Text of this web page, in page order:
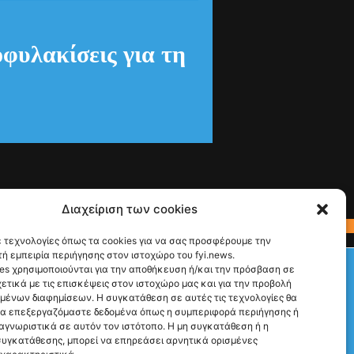
Διαχείριση των cookies
τεχνολογίες όπως τα cookies για να σας προσφέρουμε την
εμπειρία περιήγησης στον ιστοχώρο του fyi.news.
χρησιμοποιούνται για την αποθήκευση ή/και την πρόσβαση σε
με τις επισκέψεις στον ιστοχώρο μας και για την προβολή
διαφημίσεων. Η συγκατάθεση σε αυτές τις τεχνολογίες θα
επεξεργαζόμαστε δεδομένα όπως η συμπεριφορά περιήγησης ή
σε αυτόν τον ιστότοπο. Η μη συγκατάθεση ή η
μπορεί να επηρεάσει αρνητικά ορισμένες
Check This!
για τη
Ακολούθησέ μας